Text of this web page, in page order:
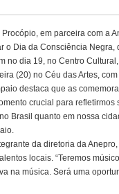
em parceira com a
o Dia da Consciência
no dia 19, no Centro
(20) no Céu das Artes,
destaca que as
crucial para
Brasil quanto em nossa
da diretoria da
locais. “Teremos
na música. Será uma